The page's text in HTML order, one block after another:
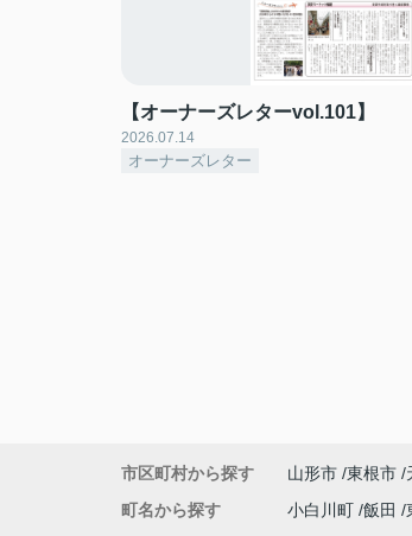
【オーナーズレターvol.101】
2026.07.14
オーナーズレター
市区町村から探す 山形市 東根市
町名から探す
小白川町 飯田